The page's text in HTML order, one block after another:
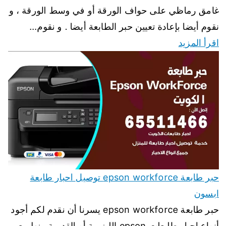
غامق رماظي على حواف الورقة أو في وسط الورقة ، و
نقوم أيضا بإعادة تعيين حبر الطابعة أيضا . و نقوم…
اقرأ المزيد
حبر طابعة epson workforce توصيل احبار طابعة
ابسون
حبر طابعة epson workforce يسرنا أن نقدم لكم أجود